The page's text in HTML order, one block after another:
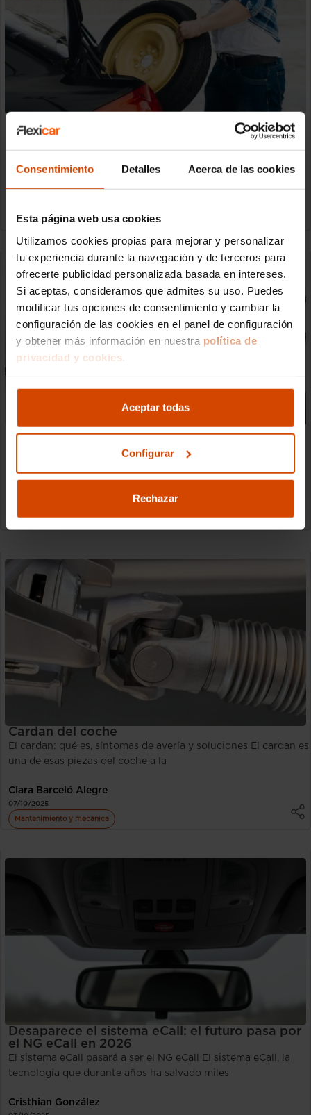
Consentimiento Detalles Acerca de las cookies
Esta página web usa cookies
Utilizamos cookies propias para mejorar y personalizar
tu experiencia durante la navegación y de terceros para
ofrecerte publicidad personalizada basada en intereses.
Si aceptas, consideramos que admites su uso. Puedes
modificar tus opciones de consentimiento y cambiar la
configuración de las cookies en el panel de configuración
y obtener más información en nuestra política de
privacidad y cookies.
Aceptar todas
Configurar
Rechazar
¿Se acabó la rueda de repuesto? Por qué tu
coche nuevo ya no la trae
Clara Barceló Alegre
Mantenimiento y mecánica
¿Qué es la carbonilla motor?
¿Qué es la carbonilla motor y cómo evitar problemas en tu
coche? La carbonilla motor es uno de los enemigos
Mantenimiento y mecánica
Cardan del coche
El cardan: qué es, síntomas de avería y soluciones El cardan es
una de esas piezas del coche a la
Clara Barceló Alegre
07/10/2025
Mantenimiento y mecánica
Desaparece el sistema eCall: el futuro pasa por
el NG eCall en 2026
El sistema eCall pasará a ser el NG eCall El sistema eCall, la
tecnología que durante años ha salvado miles
Cristhian González